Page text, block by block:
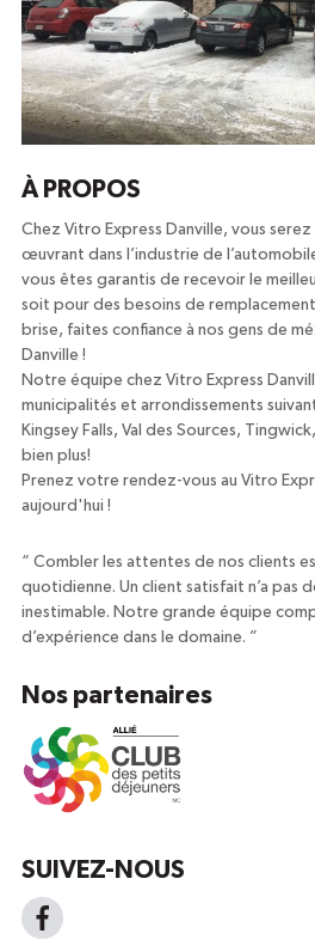
À PROPOS
Chez Vitro Express Danville, vous
œuvrant dans l’industrie de
vous êtes garantis de recevoir le
soit pour des besoins de
brise, faites confiance à nos gens de
Danville !
Notre équipe chez Vitro Express
municipalités et arrondissements
Kingsey Falls, Val des Sources,
bien plus!
Prenez votre rendez-vous au Vitro
aujourd'hui !
“ Combler les attentes de nos clients
quotidienne. Un client satisfait n’a pas
inestimable. Notre grande équipe
d’expérience dans le domaine. ”
Nos partenaires
SUIVEZ-NOUS